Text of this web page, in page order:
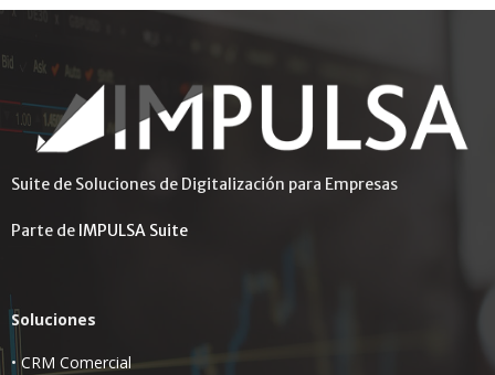
Suite de Soluciones de Digitalización para Empresas
Parte de IMPULSA Suite
Soluciones
•CRM Comercial